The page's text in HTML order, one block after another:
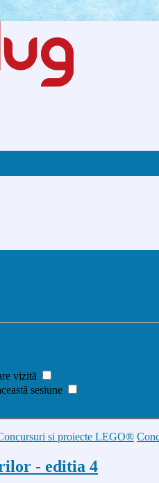
vizită
sesiune
si proiecte LEGO®
- editia 4